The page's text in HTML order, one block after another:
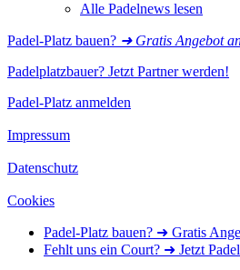
Alle Padelnews lesen
Padel-Platz bauen? ➜ Gratis Angebot
Padelplatzbauer? Jetzt Partner werden!
Padel-Platz anmelden
Impressum
Datenschutz
Cookies
Padel-Platz bauen? ➜ Gratis
Fehlt uns ein Court? ➜ Jetzt